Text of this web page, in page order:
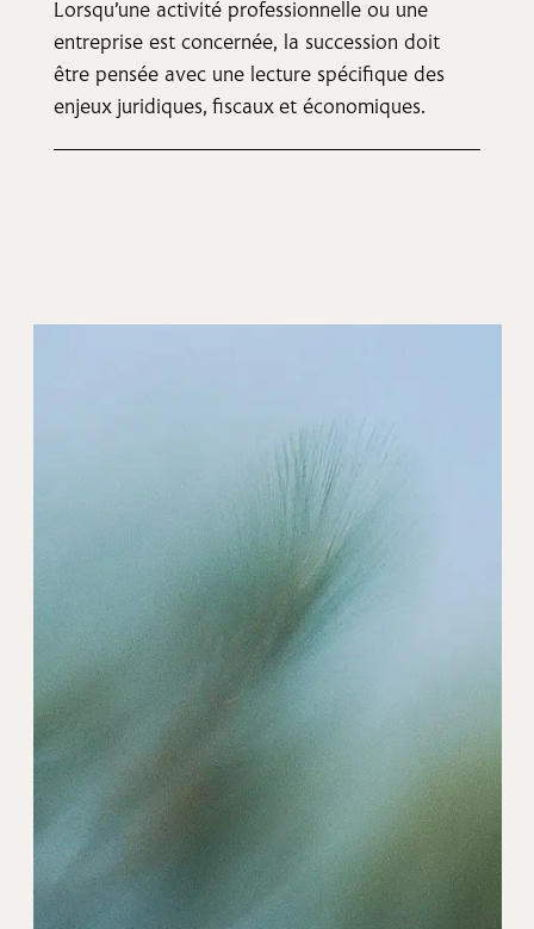
Lorsqu’une activité professionnelle ou une
entreprise est concernée, la succession doit
être pensée avec une lecture spécifique des
enjeux juridiques, fiscaux et économiques.